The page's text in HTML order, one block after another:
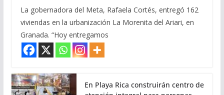
La gobernadora del Meta, Rafaela Cortés, entregó 162
viviendas en la urbanización La Morenita del Ariari, en
Granada. “Hoy entregamos
En Playa Rica construirán centro de